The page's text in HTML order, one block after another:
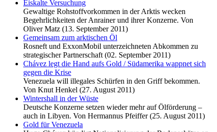
Eiskalte Versuchung
Gewaltige Rohstoffvorkommen in der Arktis wecken
Begehrlichkeiten der Anrainer und ihrer Konzerne. Von
Oliver Matz (13. September 2011)
Gemeinsam zum arktischen Öl
Rosneft und ExxonMobil unterzeichneten Abkommen zu
strategischer Partnerschaft (02. September 2011)
Chávez legt die Hand aufs Gold / Südamerika wappnet sich
gegen die Krise
Venezuela will illegales Schürfen in den Griff bekommen.
Von Knut Henkel (27. August 2011)
Wintershall in der Wüste
Deutsche Konzerne setzen wieder mehr auf Ölförderung –
auch in Libyen. Von Hermannus Pfeiffer (25. August 2011)
Gold für Venezuela